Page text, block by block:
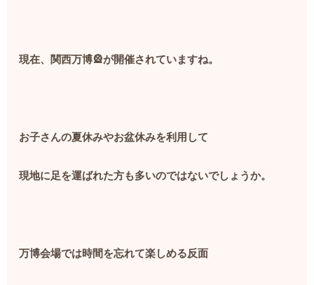
現在、関西万博🎡が開催されていますね。
お子さんの夏休みやお盆休みを利用して
現地に足を運ばれた方も多いのではないでしょうか。
万博会場では時間を忘れて楽しめる反面